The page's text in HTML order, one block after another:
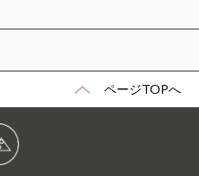
ページTOPへ